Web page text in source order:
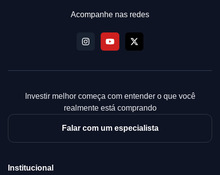
Acompanhe nas redes
Investir melhor começa com entender o que você
realmente está comprando
Falar com um especialista
Institucional